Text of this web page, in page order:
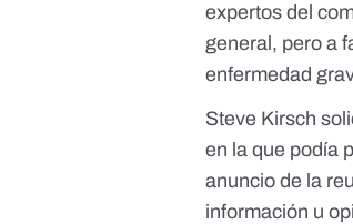
expertos del
general, pero a
enfermedad
Steve Kirsch
en la que podía
anuncio de la
información u